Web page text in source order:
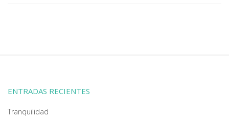
ENTRADAS RECIENTES
Tranquilidad